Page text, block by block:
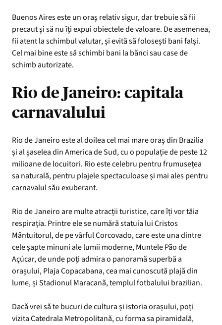
Buenos Aires este un oraș relativ sigur, dar trebuie să fii
precaut și să nu îți expui obiectele de valoare. De asemenea,
fii atent la schimbul valutar, și evită să folosești bani falși.
Cel mai bine este să schimbi bani la bănci sau case de
schimb autorizate.
Rio de Janeiro: capitala
carnavalului
Rio de Janeiro este al doilea cel mai mare oraș din Brazilia
și al șaselea din America de Sud, cu o populație de peste 12
milioane de locuitori. Rio este celebru pentru frumusețea
sa naturală, pentru plajele spectaculoase și mai ales pentru
carnavalul său exuberant.
Rio de Janeiro are multe atracții turistice, care îți vor tăia
respirația. Printre ele se numără statuia lui Cristos
Mântuitorul, de pe vârful Corcovado, care este una dintre
cele șapte minuni ale lumii moderne, Muntele Pão de
Açúcar, de unde poți admira o panoramă superbă a
orașului, Plaja Copacabana, cea mai cunoscută plajă din
lume, și Stadionul Maracanã, templul fotbalului brazilian.
Dacă vrei să te bucuri de cultura și istoria orașului, poți
vizita Catedrala Metropolitană, cu forma sa piramidală,